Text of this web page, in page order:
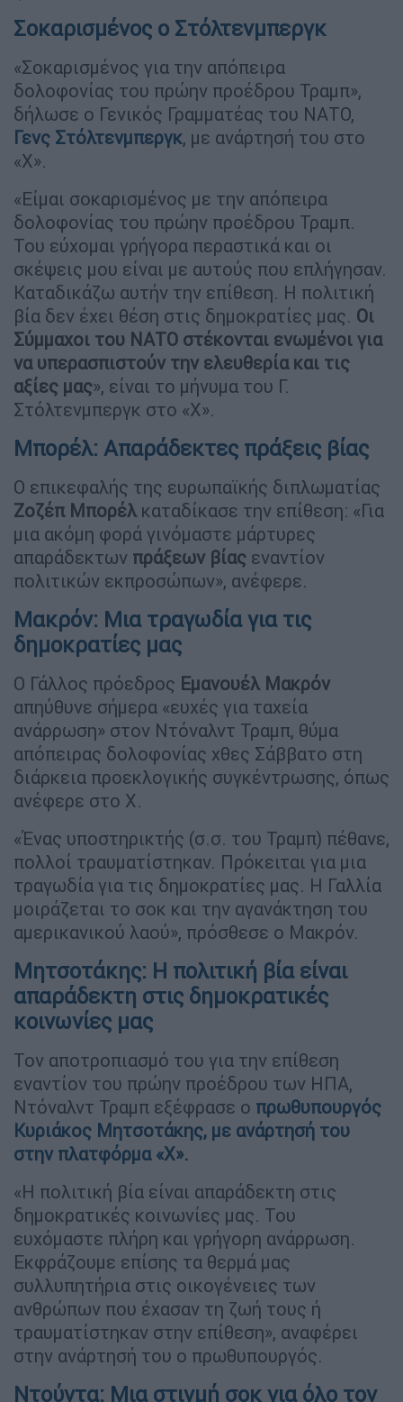
Σοκαρισμένος ο Στόλτενμπεργκ
«Σοκαρισμένος για την απόπειρα
δολοφονίας του πρώην προέδρου Τραμπ»,
δήλωσε ο Γενικός Γραμματέας του ΝΑΤΟ,
Γενς Στόλτενμπεργκ, με ανάρτησή του στο
«Χ».
«Είμαι σοκαρισμένος με την απόπειρα
δολοφονίας του πρώην προέδρου Τραμπ.
Του εύχομαι γρήγορα περαστικά και οι
σκέψεις μου είναι με αυτούς που επλήγησαν.
Καταδικάζω αυτήν την επίθεση. Η πολιτική
βία δεν έχει θέση στις δημοκρατίες μας. Οι
Σύμμαχοι του ΝΑΤΟ στέκονται ενωμένοι για
να υπερασπιστούν την ελευθερία και τις
αξίες μας», είναι το μήνυμα του Γ.
Στόλτενμπεργκ στο «Χ».
Μπορέλ: Απαράδεκτες πράξεις βίας
Ο επικεφαλής της ευρωπαϊκής διπλωματίας
Ζοζέπ Μπορέλ καταδίκασε την επίθεση: «Για
μια ακόμη φορά γινόμαστε μάρτυρες
απαράδεκτων πράξεων βίας εναντίον
πολιτικών εκπροσώπων», ανέφερε.
Μακρόν: Μια τραγωδία για τις
δημοκρατίες μας
Ο Γάλλος πρόεδρος Εμανουέλ Μακρόν
απηύθυνε σήμερα «ευχές για ταχεία
ανάρρωση» στον Ντόναλντ Τραμπ, θύμα
απόπειρας δολοφονίας χθες Σάββατο στη
διάρκεια προεκλογικής συγκέντρωσης, όπως
ανέφερε στο Χ.
«Ένας υποστηρικτής (σ.σ. του Τραμπ) πέθανε,
πολλοί τραυματίστηκαν. Πρόκειται για μια
τραγωδία για τις δημοκρατίες μας. Η Γαλλία
μοιράζεται το σοκ και την αγανάκτηση του
αμερικανικού λαού», πρόσθεσε ο Μακρόν.
Μητσοτάκης: Η πολιτική βία είναι
απαράδεκτη στις δημοκρατικές
κοινωνίες μας
Τον αποτροπιασμό του για την επίθεση
εναντίον του πρώην προέδρου των ΗΠΑ,
Ντόναλντ Τραμπ εξέφρασε ο πρωθυπουργός
Κυριάκος Μητσοτάκης, με ανάρτησή του
στην πλατφόρμα «X».
«Η πολιτική βία είναι απαράδεκτη στις
δημοκρατικές κοινωνίες μας. Του
ευχόμαστε πλήρη και γρήγορη ανάρρωση.
Εκφράζουμε επίσης τα θερμά μας
συλλυπητήρια στις οικογένειες των
ανθρώπων που έχασαν τη ζωή τους ή
τραυματίστηκαν στην επίθεση», αναφέρει
στην ανάρτησή του ο πρωθυπουργός.
Ντούντα: Mια στιγμή σοκ για όλο τον